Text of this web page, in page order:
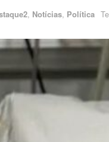
, Notícias, Política